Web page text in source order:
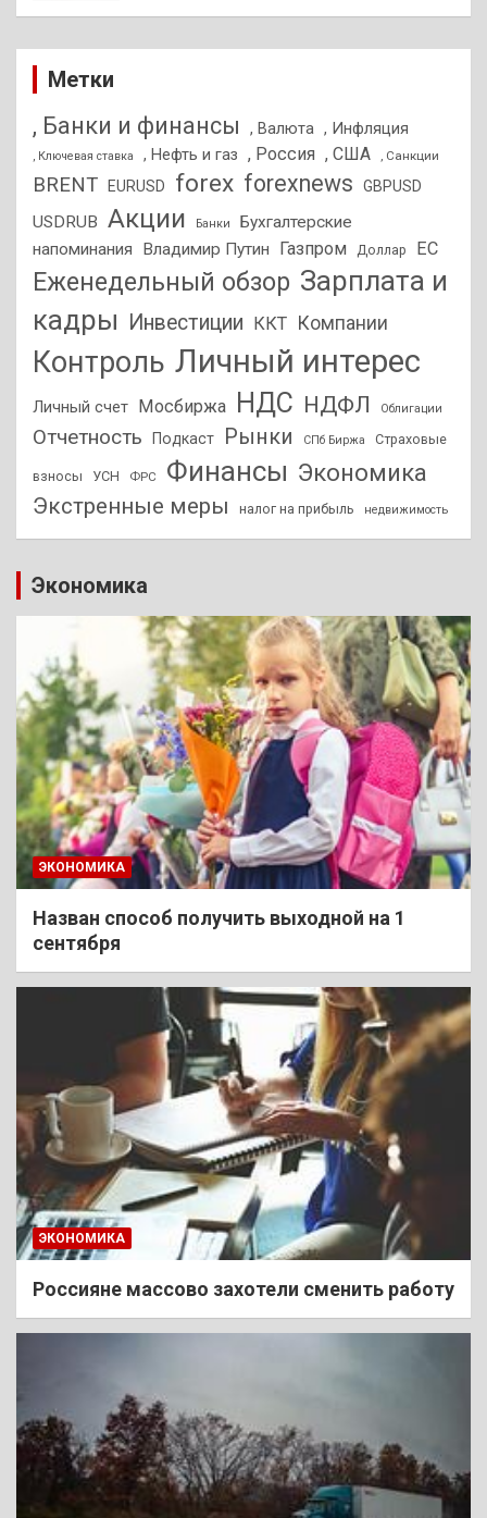
Метки
, Банки и финансы , Валюта , Инфляция
, Ключевая ставка , Нефть и газ , Россия , США , Санкции
BRENT EURUSD forex forexnews GBPUSD
USDRUB Акции Банки
Бухгалтерские
напоминания
Владимир Путин Газпром Доллар ЕС
Еженедельный обзор Зарплата и
кадры
Инвестиции ККТ Компании
Контроль Личный интерес
Личный счет Мосбиржа НДС НДФЛ Облигации
Отчетность Подкаст Рынки СПб Биржа Страховые
взносы УСН ФРС Финансы Экономика
Экстренные меры налог на прибыль недвижимость
Экономика
ЭКОНОМИКА
Назван способ получить выходной на 1
сентября
ЭКОНОМИКА
Россияне массово захотели сменить работу